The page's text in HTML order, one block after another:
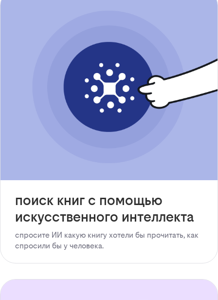
поиск книг с помощью
искусственного интеллекта
спросите ИИ какую книгу хотели бы прочитать, как
спросили бы у человека.